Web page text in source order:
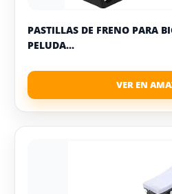
PASTILLAS DE FRENO PARA
PELUDA...